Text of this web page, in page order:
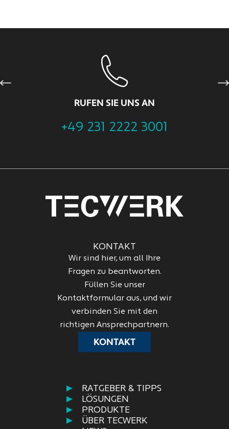
RUFEN SIE UNS AN
+49 231 2222 3001
Previous
RATGEBER & TIPPS
LÖSUNGEN
PRODUKTE
ÜBER TECWERK
KONTAKT
Wir sind hier, um all Ihre
Fragen zu beantworten.
Füllen Sie unser
Kontaktformular aus, und wir
verbinden Sie mit den
richtigen Ansprechpartnern.
KONTAKT